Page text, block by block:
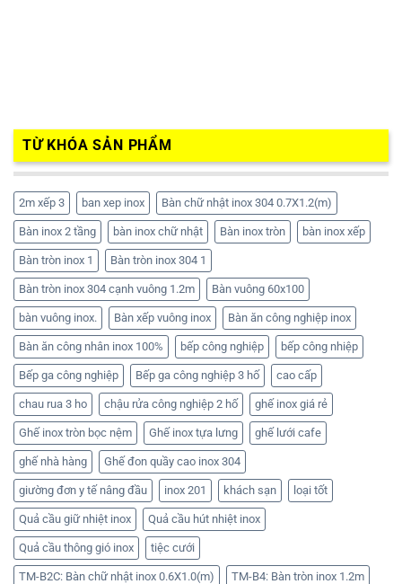
TỪ KHÓA SẢN PHẨM
2m xếp 3 ban xep inox Bàn chữ nhật inox 304 0.7X1.2(m)
Bàn inox 2 tầng bàn inox chữ nhật Bàn inox tròn bàn inox xếp
Bàn tròn inox 1 Bàn tròn inox 304 1
Bàn tròn inox 304 cạnh vuông 1.2m Bàn vuông 60x100
bàn vuông inox. Bàn xếp vuông inox Bàn ăn công nghiệp inox
Bàn ăn công nhân inox 100% bếp công nghiệp bếp công nhiệp
Bếp ga công nghiệp Bếp ga công nghiệp 3 hố cao cấp
chau rua 3 ho chậu rửa công nghiệp 2 hố ghế inox giá rẻ
Ghế inox tròn bọc nệm Ghế inox tựa lưng ghế lưới cafe
ghế nhà hàng Ghế đon quầy cao inox 304
giường đơn y tế nâng đầu inox 201 khách sạn loại tốt
Quả cầu giữ nhiệt inox Quả cầu hút nhiệt inox
Quả cầu thông gió inox tiệc cưới
TM-B2C: Bàn chữ nhật inox 0.6X1.0(m) TM-B4: Bàn tròn inox 1.2m